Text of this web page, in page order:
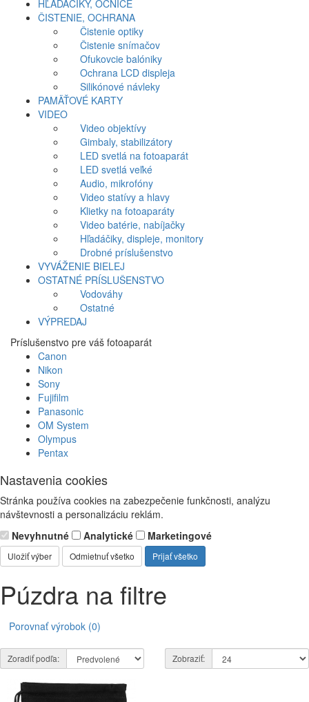
HĽADÁČIKY, OČNICE
ČISTENIE, OCHRANA
Čistenie optiky
Čistenie snímačov
Ofukovcie balóniky
Ochrana LCD displeja
Silikónové návleky
PAMÄŤOVÉ KARTY
VIDEO
Video objektívy
Gimbaly, stabilizátory
LED svetlá na fotoaparát
LED svetlá veľké
Audio, mikrofóny
Video statívy a hlavy
Klietky na fotoaparáty
Video batérie, nabíjačky
Hľadáčiky, displeje, monitory
Drobné príslušenstvo
VYVÁŽENIE BIELEJ
OSTATNÉ PRÍSLUŠENSTVO
Vodováhy
Ostatné
VÝPREDAJ
Príslušenstvo pre váš fotoaparát
Canon
Nikon
Sony
Fujifilm
Panasonic
OM System
Olympus
Pentax
Nastavenia cookies
Stránka používa cookies na zabezpečenie funkčnosti, analýzu
návštevnosti a personalizáciu reklám.
Nevyhnutné
Analytické Marketingové
Uložiť výber Odmietnuť všetko Prijať všetko
Púzdra na filtre
Porovnať výrobok (0)
Zoradiť podľa: Zobraziť: